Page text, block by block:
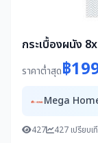
กระเบื้องผนัง
ราคาต่ำสุด฿
Mega
427 427 เปรียบเ